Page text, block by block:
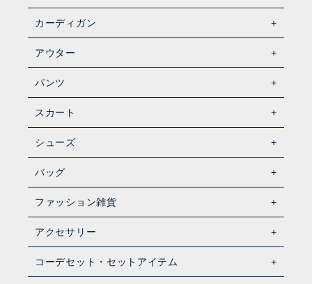
カーディガン
アウター
パンツ
スカート
シューズ
バッグ
ファッション雑貨
アクセサリー
コーデセット・セットアイテム